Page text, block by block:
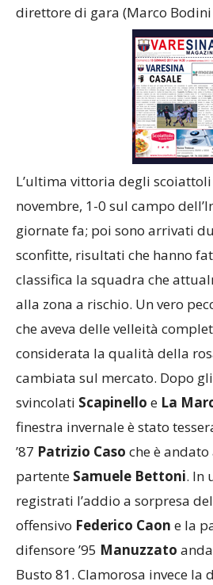
direttore di gara (Marco Bodini
L’ultima vittoria degli scoiattoli
novembre, 1-0 sul campo
giornate fa; poi sono arrivati
sconfitte, risultati che hanno
classifica la squadra che
alla zona a rischio. Un vero
che aveva delle velleità
considerata la qualità della
cambiata sul mercato. Dopo
svincolati Scapinello e La
finestra invernale è stato
’87 Patrizio Caso che è
partente Samuele Bettoni. In
registrati l’addio a sorpresa
offensivo Federico Caon e la
difensore ’95 Manuzzato
Busto 81. Clamorosa invece la